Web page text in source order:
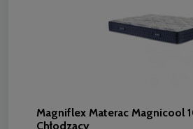
Magniflex Materac Magnicool
Chłodzący